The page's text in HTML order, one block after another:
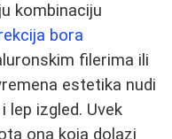
kombinaciju
bora
filerima ili
estetika nudi
lep izgled. Uvek
ona koja dolazi